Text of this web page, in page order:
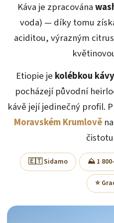
Káva je zpracována
voda) — díky tomu
aciditou, výrazným
Etiopie je kolébkou
pocházejí původní
kávě její jedinečný profil.
Moravském Krumlově
🇪🇹 Sidamo ⛰️ 1
⭐